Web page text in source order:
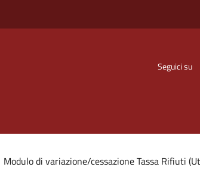
Seguici su
Modulo di variazione/cessazione Tassa Rifiuti